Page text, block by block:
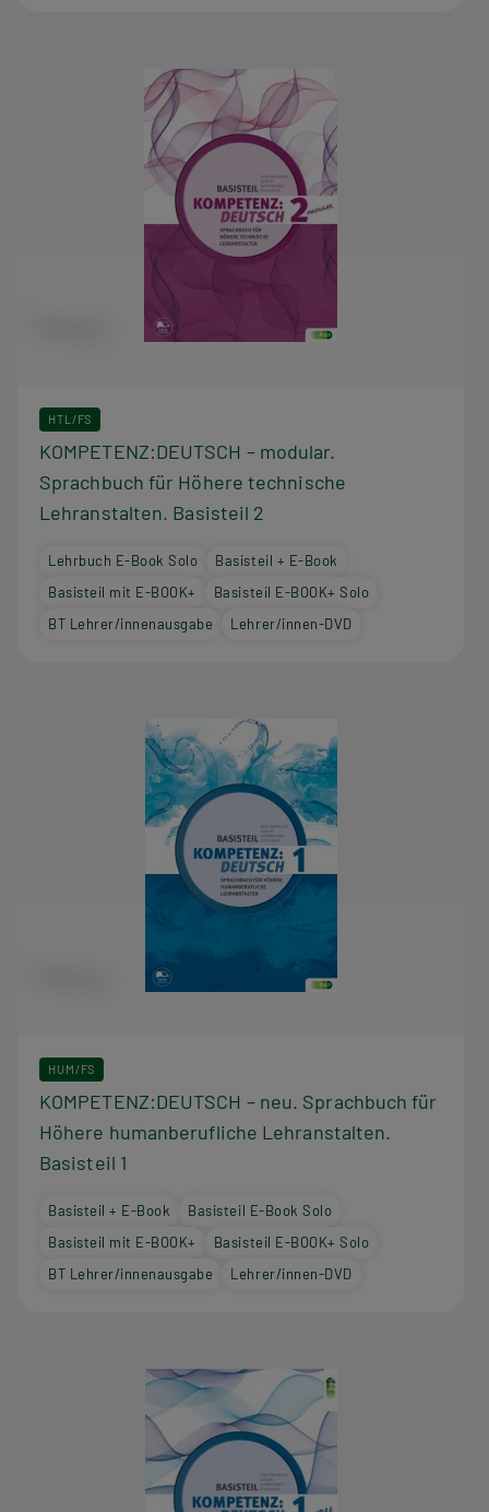
HTL/FS
KOMPETENZ:DEUTSCH – modular.
Sprachbuch für Höhere technische
Lehranstalten. Basisteil 2
Lehrbuch E-Book Solo
Basisteil + E-Book
Basisteil mit E-BOOK+
Basisteil E-BOOK+ Solo
BT Lehrer/innenausgabe
Lehrer/innen-DVD
HUM/FS
KOMPETENZ:DEUTSCH – neu. Sprachbuch für
Höhere humanberufliche Lehranstalten.
Basisteil 1
Basisteil + E-Book
Basisteil E-Book Solo
Basisteil mit E-BOOK+
Basisteil E-BOOK+ Solo
BT Lehrer/innenausgabe
Lehrer/innen-DVD